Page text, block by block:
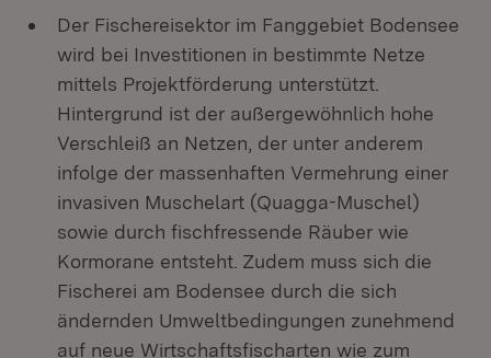
Der Fischereisektor im Fanggebiet Bodensee
wird bei Investitionen in bestimmte Netze
mittels Projektförderung unterstützt.
Hintergrund ist der außergewöhnlich hohe
Verschleiß an Netzen, der unter anderem
infolge der massenhaften Vermehrung einer
invasiven Muschelart (Quagga-Muschel)
sowie durch fischfressende Räuber wie
Kormorane entsteht. Zudem muss sich die
Fischerei am Bodensee durch die sich
ändernden Umweltbedingungen zunehmend
auf neue Wirtschaftsfischarten wie zum